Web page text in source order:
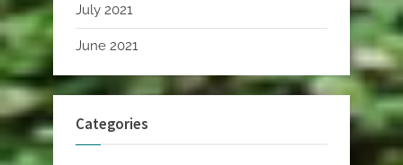
July 2021
June 2021
Categories